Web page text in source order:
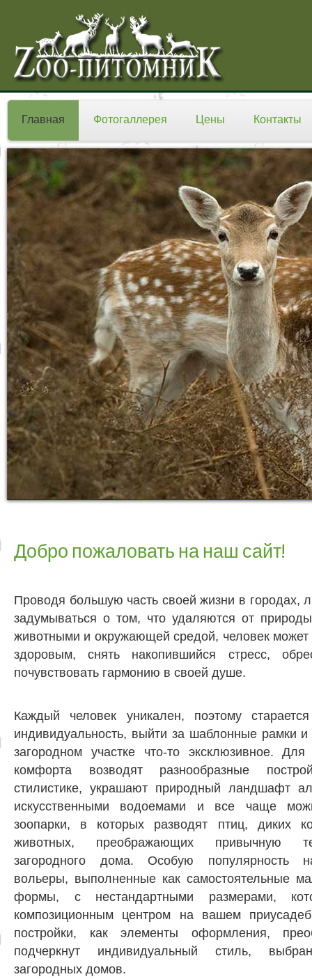
Главная Фотогаллерея Цены Контакты
Добро пожаловать на наш сайт!
Проводя большую часть своей жизни в городах,
задумываться о том, что удаляются от
животными и окружающей средой, человек может
здоровым, снять накопившийся стресс,
почувствовать гармонию в своей душе.
Каждый человек уникален, поэтому
индивидуальность, выйти за шаблонные рамки
загородном участке что-то эксклюзивное.
комфорта возводят разнообразные
стилистике, украшают природный ландшафт
искусственными водоемами и все чаще
зоопарки, в которых разводят птиц, диких
животных, преображающих привычную
загородного дома. Особую популярность
вольеры, выполненные как самостоятельные
формы, с нестандартными размерами,
композиционным центром на вашем
постройки, как элементы оформления,
подчеркнут индивидуальный стиль,
загородных домов.